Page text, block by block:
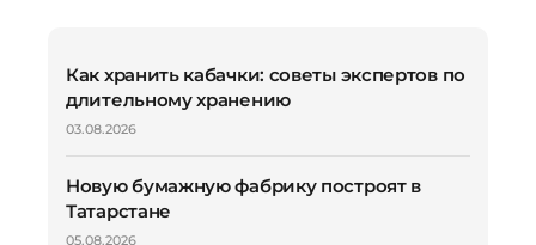
Как хранить кабачки: советы экспертов по
длительному хранению
03.08.2026
Новую бумажную фабрику построят в
Татарстане
05.08.2026